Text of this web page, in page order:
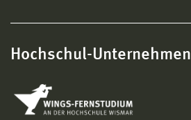
Hochschul-Unternehmen